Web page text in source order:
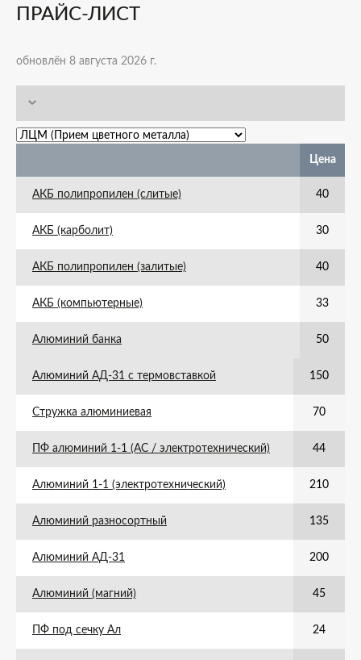
ПРАЙС-ЛИСТ
обновлён 8 августа 2026 г.
Цена
АКБ полипропилен (слитые) 40
АКБ (карболит) 30
АКБ полипропилен (залитые) 40
АКБ (компьютерные) 33
Алюминий банка 50
Алюминий АД-31 с термовставкой 150
Стружка алюминиевая 70
ПФ алюминий 1-1 (АС / электротехнический) 44
Алюминий 1-1 (электротехнический) 210
Алюминий разносортный 135
Алюминий АД-31 200
Алюминий (магний) 45
ПФ под сечку Ал 24